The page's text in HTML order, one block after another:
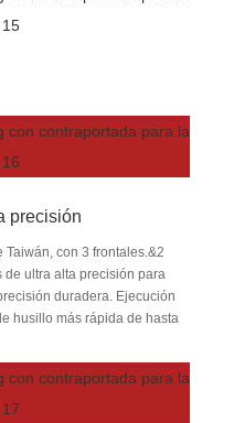
precisión
con 3 frontales.&2
ultra alta precisión para
duradera. Ejecución
husillo más rápida de hasta